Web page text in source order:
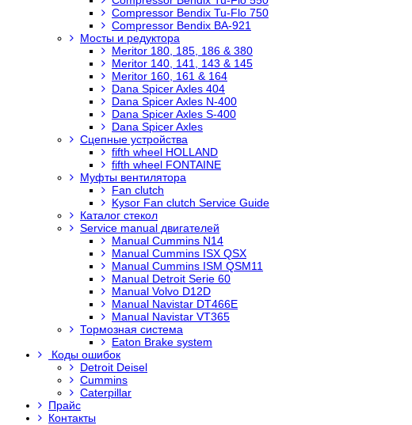
Compressor Bendix Tu-Flo 750
Compressor Bendix BA-921
Мосты и редуктора
Meritor 180, 185, 186 & 380
Meritor 140, 141, 143 & 145
Meritor 160, 161 & 164
Dana Spicer Axles 404
Dana Spicer Axles N-400
Dana Spicer Axles S-400
Dana Spicer Axles
Сцепные устройства
fifth wheel HOLLAND
fifth wheel FONTAINE
Муфты вентилятора
Fan clutch
Kysor Fan clutch Service Guide
Каталог стекол
Service manual двигателей
Manual Cummins N14
Manual Cummins ISX QSX
Manual Cummins ISM QSM11
Manual Detroit Serie 60
Manual Volvo D12D
Manual Navistar DT466E
Manual Navistar VT365
Тормозная система
Eaton Brake system
Коды ошибок
Detroit Deisel
Cummins
Caterpillar
Прайс
Контакты